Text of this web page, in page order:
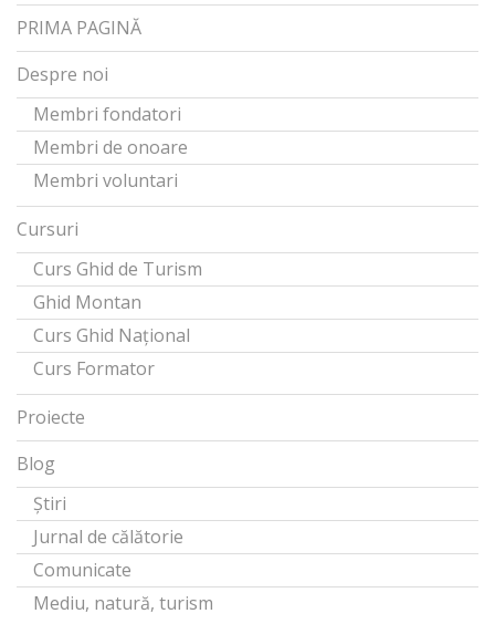
PRIMA PAGINĂ
Despre noi
Membri fondatori
Membri de onoare
Membri voluntari
Cursuri
Curs Ghid de Turism
Ghid Montan
Curs Ghid Național
Curs Formator
Proiecte
Blog
Știri
Jurnal de călătorie
Comunicate
Mediu, natură, turism